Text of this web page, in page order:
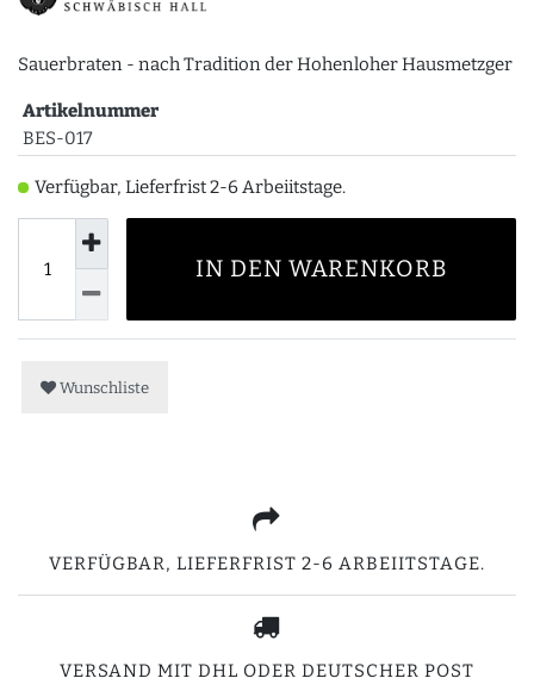
Sauerbraten - nach Tradition der Hohenloher Hausmetzger
Artikelnummer
BES-017
Verfügbar, Lieferfrist 2-6 Arbeiitstage.
IN DEN WARENKORB
Wunschliste
VERFÜGBAR, LIEFERFRIST 2-6 ARBEIITSTAGE.
VERSAND MIT DHL ODER DEUTSCHER POST